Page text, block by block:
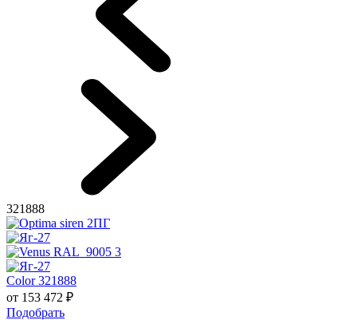
321888
Color 321888
от 153 472 ₽
Подобрать